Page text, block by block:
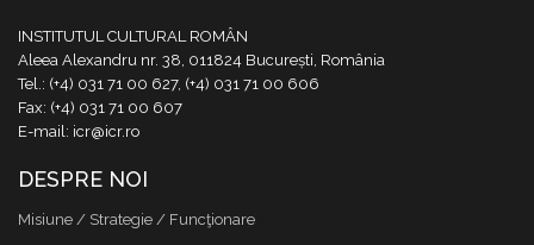
INSTITUTUL CULTURAL ROMÂN
Aleea Alexandru nr. 38, 011824 București, România
Tel.: (+4) 031 71 00 627, (+4) 031 71 00 606
Fax: (+4) 031 71 00 607
E-mail: icr@icr.ro
DESPRE NOI
Misiune / Strategie / Funcţionare